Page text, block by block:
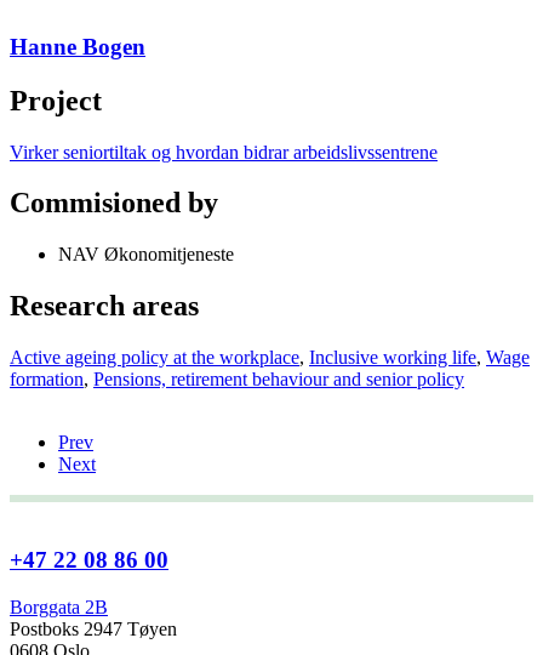
Hanne Bogen
Project
Virker seniortiltak og hvordan bidrar arbeidslivssentrene
Commisioned by
NAV Økonomitjeneste
Research areas
Active ageing policy at the workplace, Inclusive working life, Wage
formation, Pensions, retirement behaviour and senior policy
Prev
Next
+47 22 08 86 00
Borggata 2B
Postboks 2947 Tøyen
0608 Oslo